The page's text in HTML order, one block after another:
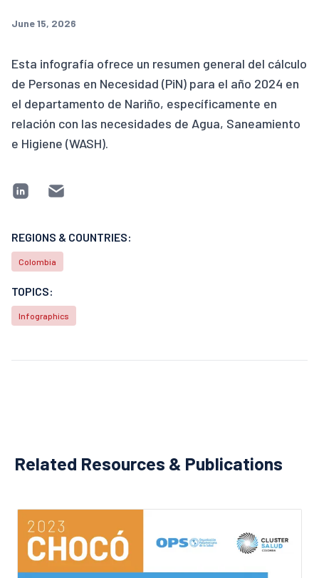
June 15, 2026
Esta infografía ofrece un resumen general del cálculo
de Personas en Necesidad (PiN) para el año 2024 en
el departamento de Nariño, específicamente en
relación con las necesidades de Agua, Saneamiento
e Higiene (WASH).
REGIONS & COUNTRIES:
Colombia
TOPICS:
Infographics
Related Resources & Publications